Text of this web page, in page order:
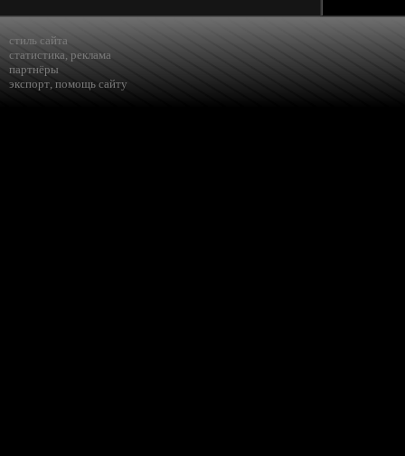
стиль сайта
статистика, реклама
партнёры
экспорт, помощь сайту